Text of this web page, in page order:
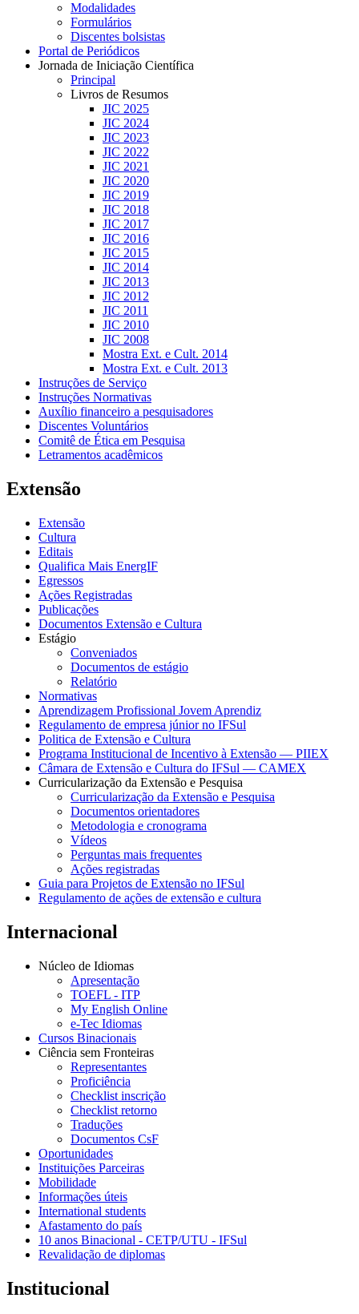
Modalidades
Formulários
Discentes bolsistas
Portal de Periódicos
Jornada de Iniciação Científica
Principal
Livros de Resumos
JIC 2025
JIC 2024
JIC 2023
JIC 2022
JIC 2021
JIC 2020
JIC 2019
JIC 2018
JIC 2017
JIC 2016
JIC 2015
JIC 2014
JIC 2013
JIC 2012
JIC 2011
JIC 2010
JIC 2008
Mostra Ext. e Cult. 2014
Mostra Ext. e Cult. 2013
Instruções de Serviço
Instruções Normativas
Auxílio financeiro a pesquisadores
Discentes Voluntários
Comitê de Ética em Pesquisa
Letramentos acadêmicos
Extensão
Extensão
Cultura
Editais
Qualifica Mais EnergIF
Egressos
Ações Registradas
Publicações
Documentos Extensão e Cultura
Estágio
Conveniados
Documentos de estágio
Relatório
Normativas
Aprendizagem Profissional Jovem Aprendiz
Regulamento de empresa júnior no IFSul
Politica de Extensão e Cultura
Programa Institucional de Incentivo à Extensão — PIIEX
Câmara de Extensão e Cultura do IFSul — CAMEX
Curricularização da Extensão e Pesquisa
Curricularização da Extensão e Pesquisa
Documentos orientadores
Metodologia e cronograma
Vídeos
Perguntas mais frequentes
Ações registradas
Guia para Projetos de Extensão no IFSul
Regulamento de ações de extensão e cultura
Internacional
Núcleo de Idiomas
Apresentação
TOEFL - ITP
My English Online
e-Tec Idiomas
Cursos Binacionais
Ciência sem Fronteiras
Representantes
Proficiência
Checklist inscrição
Checklist retorno
Traduções
Documentos CsF
Oportunidades
Instituições Parceiras
Mobilidade
Informações úteis
International students
Afastamento do país
10 anos Binacional - CETP/UTU - IFSul
Revalidação de diplomas
Institucional